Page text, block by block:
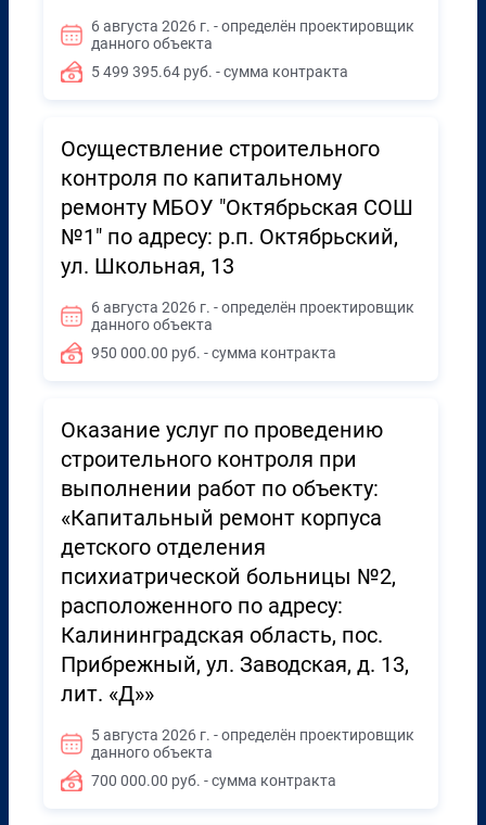
6 августа 2026 г. - определён проектировщик
данного объекта
5 499 395.64 руб. - сумма контракта
Осуществление строительного
контроля по капитальному
ремонту МБОУ "Октябрьская СОШ
№1" по адресу: р.п. Октябрьский,
ул. Школьная, 13
6 августа 2026 г. - определён проектировщик
данного объекта
950 000.00 руб. - сумма контракта
Оказание услуг по проведению
строительного контроля при
выполнении работ по объекту:
«Капитальный ремонт корпуса
детского отделения
психиатрической больницы №2,
расположенного по адресу:
Калининградская область, пос.
Прибрежный, ул. Заводская, д. 13,
лит. «Д»»
5 августа 2026 г. - определён проектировщик
данного объекта
700 000.00 руб. - сумма контракта